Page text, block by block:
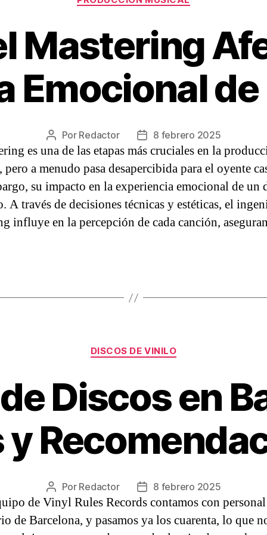
Mastering
Emocional
Autor
de
la
Por Redactor
Fecha
de
la
entrada
8 febrero 2025
es una de las etapas más cruciales en la
pero a menudo pasa desapercibida para el oyente
su impacto en la experiencia emocional de un
A través de decisiones técnicas y estéticas, el
influye en la percepción de cada canción,
Categorías
DISCOS DE VINILO
Discos en
y
Autor
de
la
Por Redactor
Fecha
de
la
entrada
8 febrero 2025
de Vinyl Rules Records contamos con personal
de Barcelona, y pasamos ya los cuarenta, lo que